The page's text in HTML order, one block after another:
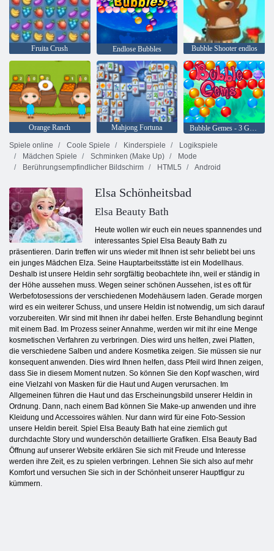
Fruita Crush Endlose Bubbles Bubble Shooter endlos
Orange Ranch Mahjong Fortuna
Bubble Gemes - 3 Gewinnt
Spiele online
Coole Spiele Kinderspiele
Logikspiele
Mädchen Spiele
Schminken (Make Up)
Mode
Berührungsempfindlicher Bildschirm
HTML5 Android
Elsa Schönheitsbad
Elsa Beauty Bath
Heute wollen wir euch ein neues spannendes und
interessantes Spiel Elsa Beauty Bath zu
präsentieren. Darin treffen wir uns wieder mit Ihnen ist sehr beliebt bei uns
ein junges Mädchen Elza. Seine Hauptarbeitsstätte ist ein Modellhaus.
Deshalb ist unsere Heldin sehr sorgfältig beobachtete ihn, weil er ständig in
der Höhe aussehen muss. Wegen seiner schönen Aussehen, ist es oft für
Werbefotosessions der verschiedenen Modehäusern laden. Gerade morgen
wird es ein weiterer Schuss, und unsere Heldin ist notwendig, um sich darauf
vorzubereiten. Wir sind mit Ihnen ihr dabei helfen. Erste Behandlung beginnt
mit einem Bad. Im Prozess seiner Annahme, werden wir mit ihr eine Menge
kosmetischen Verfahren zu verbringen. Dies wird uns helfen, zwei Platten,
die verschiedene Salben und andere Kosmetika zeigen. Sie müssen sie nur
konsequent anwenden. Dies wird Ihnen helfen, dass Pfeil wird Ihnen zeigen,
dass Sie in diesem Moment nutzen. So können Sie den Kopf waschen, wird
eine Vielzahl von Masken für die Haut und Augen verursachen. Im
Allgemeinen führen die Haut und das Erscheinungsbild unserer Heldin in
Ordnung. Dann, nach einem Bad können Sie Make-up anwenden und ihre
Kleidung und Accessoires wählen. Nur dann wird für eine Foto-Session
unsere Heldin bereit. Spiel Elsa Beauty Bath hat eine ziemlich gut
durchdachte Story und wunderschön detaillierte Grafiken. Elsa Beauty Bad
Öffnung auf unserer Website erklären Sie sich mit Freude und Interesse
werden ihre Zeit, es zu spielen verbringen. Lehnen Sie sich also auf mehr
Komfort und versuchen Sie sich in der Schönheit unserer Hauptfigur zu
kümmern.